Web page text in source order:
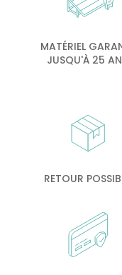
MATÉRIEL
JUSQU'À 25
RETOUR